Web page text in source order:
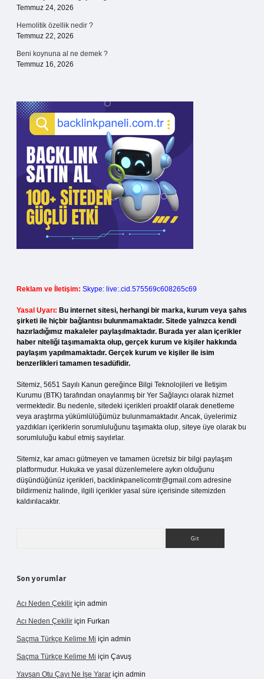
Temmuz 24, 2026
Hemolitik özellik nedir ?
Temmuz 22, 2026
Beni koynuna al ne demek ?
Temmuz 16, 2026
Reklam ve İletişim: Skype: live:.cid.575569c608265c69
Yasal Uyarı: Bu internet sitesi, herhangi bir marka, kurum veya şahıs
şirketi ile hiçbir bağlantısı bulunmamaktadır. Sitede yalnızca kendi
hazırladığımız makaleler paylaşılmaktadır. Burada yer alan içerikler
haber niteliği taşımamakta olup, gerçek kurum ve kişiler hakkında
paylaşım yapılmamaktadır. Gerçek kurum ve kişiler ile isim
benzerlikleri tamamen tesadüfidir.
Sitemiz, 5651 Sayılı Kanun gereğince Bilgi Teknolojileri ve İletişim
Kurumu (BTK) tarafından onaylanmış bir Yer Sağlayıcı olarak hizmet
vermektedir. Bu nedenle, sitedeki içerikleri proaktif olarak denetleme
veya araştırma yükümlülüğümüz bulunmamaktadır. Ancak, üyelerimiz
yazdıkları içeriklerin sorumluluğunu taşımakta olup, siteye üye olarak bu
sorumluluğu kabul etmiş sayılırlar.
Sitemiz, kar amacı gütmeyen ve tamamen ücretsiz bir bilgi paylaşım
platformudur. Hukuka ve yasal düzenlemelere aykırı olduğunu
düşündüğünüz içerikleri, backlinkpanelicomtr@gmail.com adresine
bildirmeniz halinde, ilgili içerikler yasal süre içerisinde sitemizden
kaldırılacaktır.
Son yorumlar
Acı Neden Çekilir için admin
Acı Neden Çekilir için Furkan
Saçma Türkçe Kelime Mi için admin
Saçma Türkçe Kelime Mi için Çavuş
Yavşan Otu Çayı Ne Işe Yarar için admin